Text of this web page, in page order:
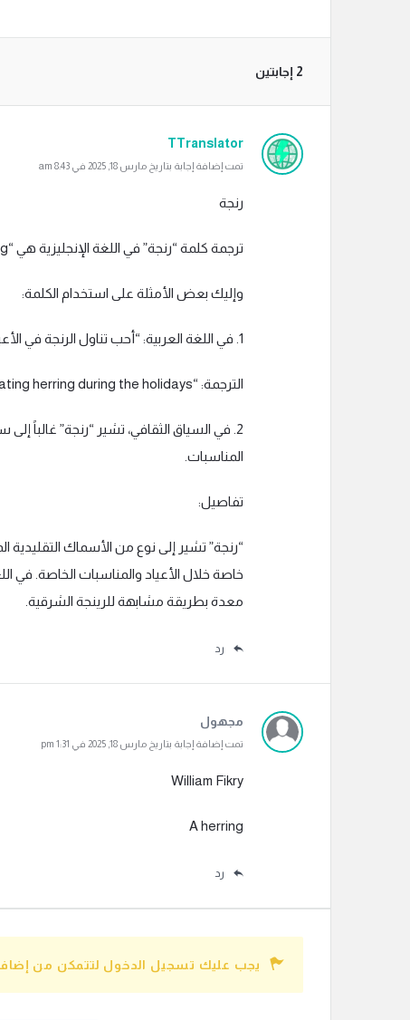
‫2 إجابتين
TTranslator
تمت إضافة إجابة بتاريخ مارس 18, 2025 في 8:43 am
رنجة
ترجمة كلمة “رنجة” في اللغة الإنجليزية هي “herring”.
وإليك بعض الأمثلة على استخدام الكلمة:
1. في اللغة العربية: “أحب تناول الرنجة في الأعياد.”
الترجمة: “I love eating herring during the holidays.”
2. في السياق الثقافي، تشير “رنجة”
المناسبات.
تفاصيل:
“رنجة” تشير إلى نوع من الأسماك التقليدية
معدة بطريقة مشابهة للرينجة الشرقية.
رد
مجهول
تمت إضافة إجابة بتاريخ مارس 18, 2025 في 1:31 pm
William Fikry
A herring
رد
يجب عليك تسجيل الدخول لتتمكن من